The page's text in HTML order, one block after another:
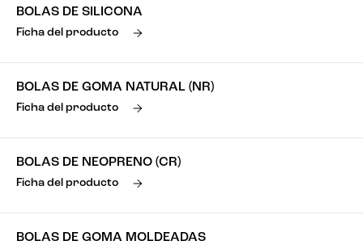
BOLAS DE SILICONA
Ficha del producto
BOLAS DE GOMA NATURAL (NR)
Ficha del producto
BOLAS DE NEOPRENO (CR)
Ficha del producto
BOLAS DE GOMA MOLDEADAS